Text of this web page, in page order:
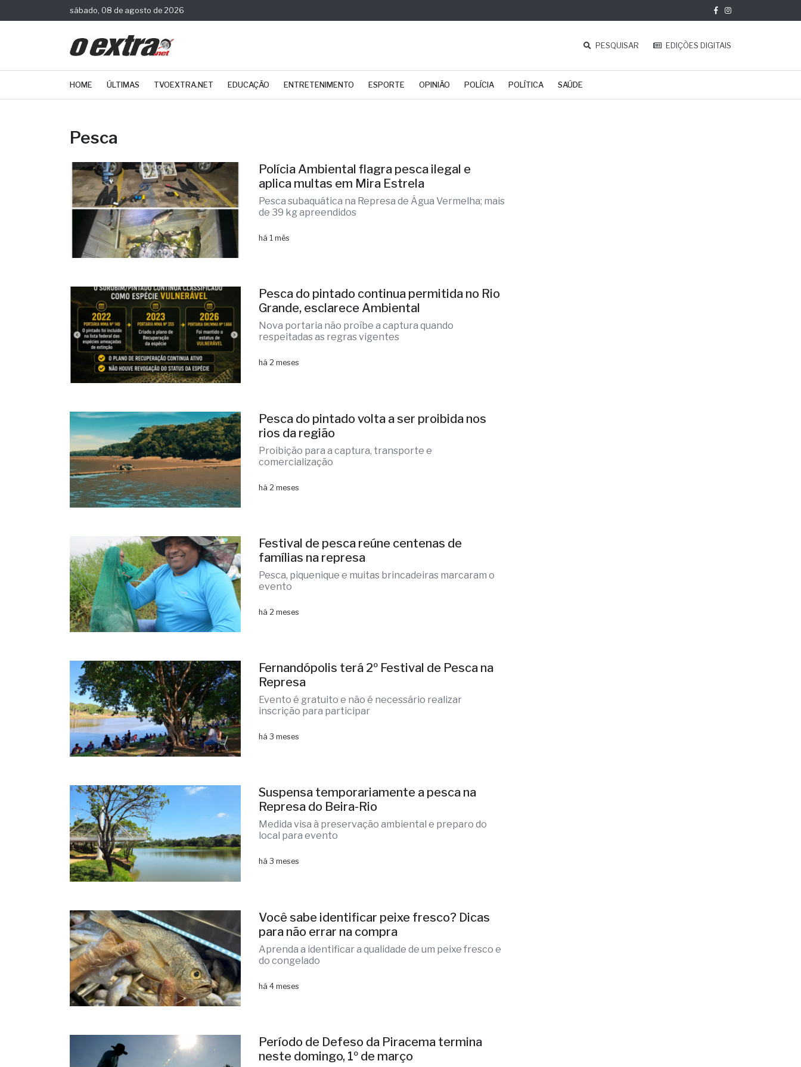
sábado, 08 de agosto de 2026
PESQUISAR EDIÇÕES DIGITAIS
HOME ÚLTIMAS TVOEXTRA.NET EDUCAÇÃO ENTRETENIMENTO ESPORTE OPINIÃO POLÍCIA POLÍTICA SAÚDE
Pesca
Polícia Ambiental flagra pesca ilegal e
aplica multas em Mira Estrela
Pesca subaquática na Represa de Água Vermelha; mais
de 39 kg apreendidos
há 1 mês
Pesca do pintado continua permitida no Rio
Grande, esclarece Ambiental
Nova portaria não proíbe a captura quando
respeitadas as regras vigentes
há 2 meses
Pesca do pintado volta a ser proibida nos
rios da região
Proibição para a captura, transporte e
comercialização
há 2 meses
Festival de pesca reúne centenas de
famílias na represa
Pesca, piquenique e muitas brincadeiras marcaram o
evento
há 2 meses
Fernandópolis terá 2º Festival de Pesca na
Represa
Evento é gratuito e não é necessário realizar
inscrição para participar
há 3 meses
Suspensa temporariamente a pesca na
Represa do Beira-Rio
Medida visa à preservação ambiental e preparo do
local para evento
há 3 meses
Você sabe identificar peixe fresco? Dicas
para não errar na compra
Aprenda a identificar a qualidade de um peixe fresco e
do congelado
há 4 meses
Período de Defeso da Piracema termina
neste domingo, 1º de março